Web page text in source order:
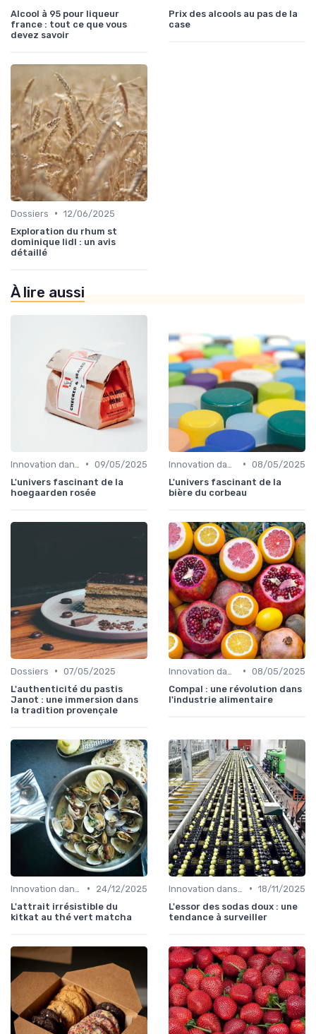
Alcool à 95 pour liqueur
france : tout ce que vous
devez savoir
Prix des alcools au pas de la
case
Dossiers • 12/06/2025
Exploration du rhum st
dominique lidl : un avis
détaillé
À lire aussi
• 09/05/2025
L'univers fascinant de la
hoegaarden rosée
• 08/05/2025
L'univers fascinant de la
bière du corbeau
Dossiers • 07/05/2025
L'authenticité du pastis
Janot : une immersion dans
la tradition provençale
• 08/05/2025
Compal : une révolution dans
l'industrie alimentaire
•
24/12/2025
L'attrait irrésistible du
kitkat au thé vert matcha
• 18/11/2025
L'essor des sodas doux : une
tendance à surveiller